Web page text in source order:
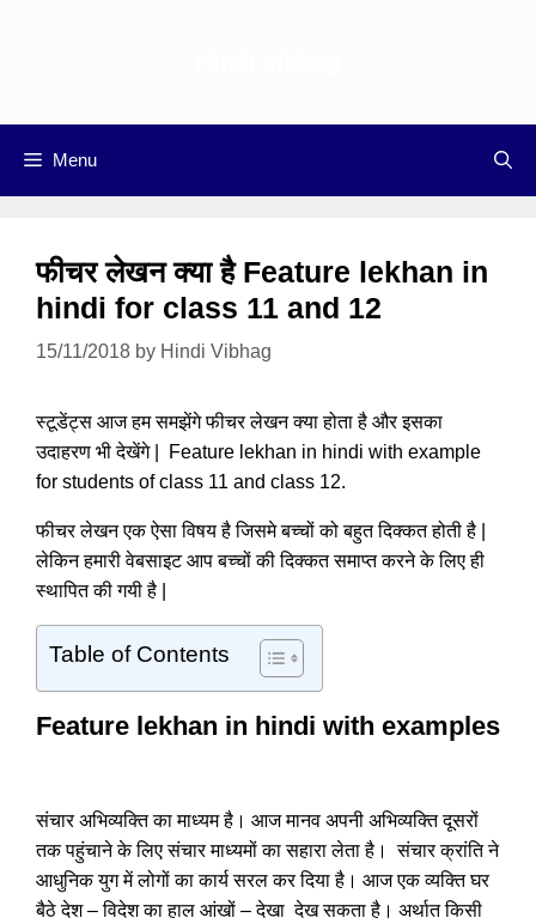
Menu
फीचर लेखन क्या है Feature lekhan in
hindi for class 11 and 12
15/11/2018 by Hindi Vibhag
स्टूडेंट्स आज हम समझेंगे फीचर लेखन क्या होता है और इसका
उदाहरण भी देखेंगे | Feature lekhan in hindi with example
for students of class 11 and class 12.
फीचर लेखन एक ऐसा विषय है जिसमे बच्चों को बहुत दिक्कत होती है |
लेकिन हमारी वेबसाइट आप बच्चों की दिक्कत समाप्त करने के लिए ही
स्थापित की गयी है |
Table of Contents
Feature lekhan in hindi with examples
संचार अभिव्यक्ति का माध्यम है। आज मानव अपनी अभिव्यक्ति दूसरों
तक पहुंचाने के लिए संचार माध्यमों का सहारा लेता है। संचार क्रांति ने
आधुनिक युग में लोगों का कार्य सरल कर दिया है। आज एक व्यक्ति घर
बैठे देश – विदेश का हाल आंखों – देखा देख सकता है। अर्थात किसी